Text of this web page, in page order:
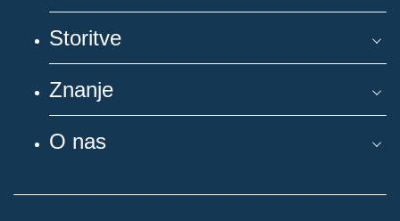
Storitve
Znanje
O nas